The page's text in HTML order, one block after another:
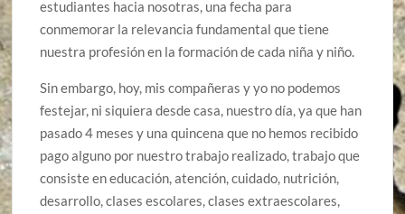
estudiantes hacia nosotras, una fecha para
conmemorar la relevancia fundamental que tiene
nuestra profesión en la formación de cada niña y niño.
Sin embargo, hoy, mis compañeras y yo no podemos
festejar, ni siquiera desde casa, nuestro día, ya que han
pasado 4 meses y una quincena que no hemos recibido
pago alguno por nuestro trabajo realizado, trabajo que
consiste en educación, atención, cuidado, nutrición,
desarrollo, clases escolares, clases extraescolares,